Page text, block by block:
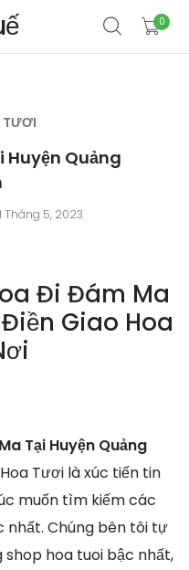
0
TƯƠI
Huyện Quảng
Tháng 5, 2023
Đi Đám Ma
Giao Hoa
Tại Huyện Quảng
Tươi là xúc tiến tin
muốn tìm kiếm các
nhất. Chúng bên tôi tự
shop hoa tuoi bậc nhất,